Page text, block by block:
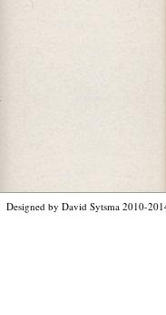
Designed by David Sytsma 2010-